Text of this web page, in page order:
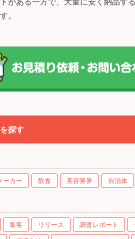
。
探す
ーカー 飲食 美容業界 自治体
集客 リリース 調査レポート